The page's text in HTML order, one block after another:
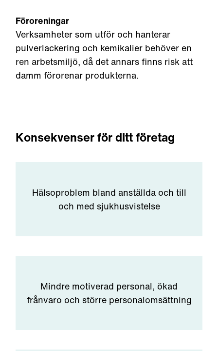
Föroreningar
Verksamheter som utför och hanterar
pulverlackering och kemikalier behöver en
ren arbetsmiljö, då det annars finns risk att
damm förorenar produkterna.
Konsekvenser för ditt företag
Hälsoproblem bland anställda och till
och med sjukhusvistelse
Mindre motiverad personal, ökad
frånvaro och större personalomsättning